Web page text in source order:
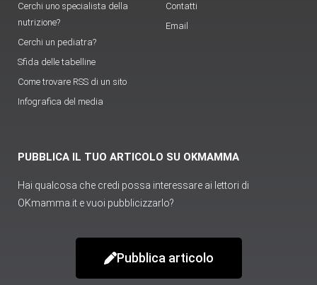
Cerchi uno specialista della
nutrizione?
Cerchi un pediatra?
Sfida delle tabelline
Come trovare RSS di un sito
Infografica del media
Contatti
Email
PUBBLICA IL TUO ARTICOLO SU OKMAMMA
Hai qualcosa che credi possa interessare ai lettori di
OKmamma.it e vuoi pubblicizzarlo?
Pubblica articolo